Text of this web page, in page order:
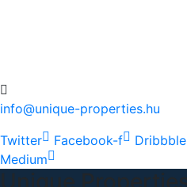
info@unique-properties.hu
Twitter
Facebook-f Dribbble
Medium